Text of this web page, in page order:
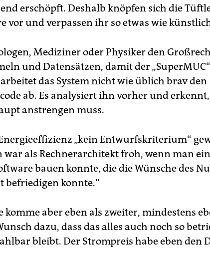
erschöpft. Deshalb knöpfen sich die
vor und verpassen ihr so etwas wie
Mediziner oder Physiker den
und Datensätzen, damit der
das System nicht wie üblich brav den
ab. Es analysiert ihn vorher und erkennt,
anstrengen muss.
„kein Entwurfskriterium“
war als Rechnerarchitekt froh, wenn man
bauen konnte, die die Wünsche des
befriedigen konnte.“
komme aber eben als zweiter, mindestens
dazu, dass das alles auch noch so
bleibt. Der Strompreis habe eben den